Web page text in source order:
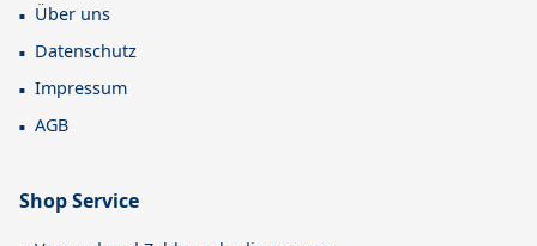
Über uns
Datenschutz
Impressum
AGB
Shop Service